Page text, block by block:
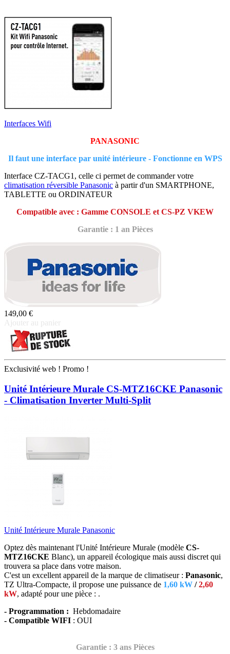
Interfaces Wifi
PANASONIC
Il faut une interface par unité intérieure - Fonctionne en WPS
Interface CZ-TACG1, celle ci permet de commander votre
climatisation réversible Panasonic à partir d'un SMARTPHONE,
TABLETTE ou ORDINATEUR
Compatible avec : Gamme CONSOLE et CS-PZ VKEW
Garantie : 1 an Pièces
149,00 €
Ajouter au panier
Exclusivité web ! Promo !
Unité Intérieure Murale CS-MTZ16CKE Panasonic
- Climatisation Inverter Multi-Split
Unité Intérieure Murale Panasonic
Optez dès maintenant l'Unité Intérieure Murale (modèle CS-
MTZ16CKE Blanc), un appareil écologique mais aussi discret qui
trouvera sa place dans votre maison.
C'est un excellent appareil de la marque de climatiseur : Panasonic,
TZ Ultra-Compacte, il propose une puissance de 1,60 kW /2,60
kW, adapté pour une pièce : .
- Programmation : Hebdomadaire
- Compatible WIFI : OUI
Garantie : 3 ans Pièces